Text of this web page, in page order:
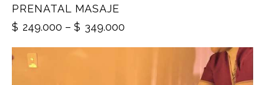
PRENATAL MASAJE
$ 249.000 – $ 349.000